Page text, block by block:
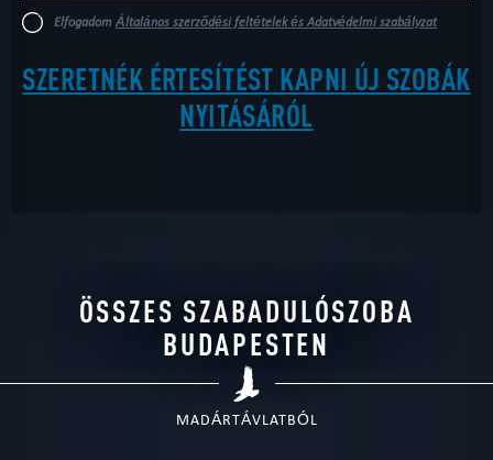
Elfogadom Általános szerződési feltételek és Adatvédelmi szabályzat
SZERETNÉK ÉRTESÍTÉST KAPNI ÚJ SZOBÁK
NYITÁSÁRÓL
ÖSSZES SZABADULÓSZOBA
BUDAPESTEN
MADÁRTÁVLATBÓL